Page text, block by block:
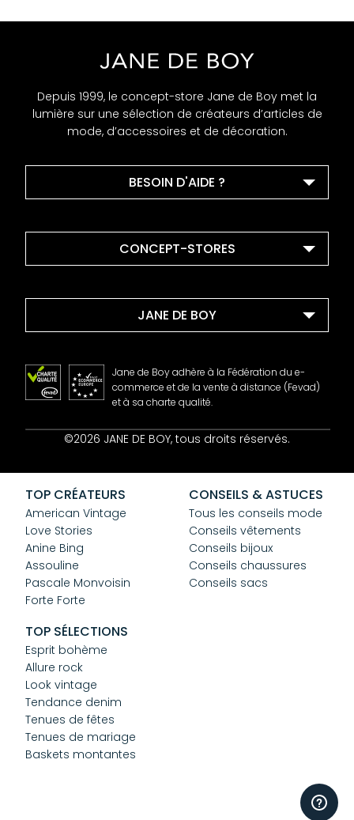
Depuis 1999, le concept-store Jane de Boy met la
lumière sur une sélection de créateurs d’articles de
mode, d’accessoires et de décoration.
BESOIN D'AIDE ?
CONCEPT-STORES
JANE DE BOY
Contact
CGV
Confidentialité
Cookies
Jane de Boy adhère à la Fédération du e-
commerce et de la vente à distance (Fevad)
et à sa charte qualité.
©2026 JANE DE BOY, tous droits réservés.
TOP CRÉATEURS
American Vintage
Love Stories
Anine Bing
Assouline
Pascale Monvoisin
Forte Forte
CONSEILS & ASTUCES
Tous les conseils mode
Conseils vêtements
Conseils bijoux
Conseils chaussures
Conseils sacs
TOP SÉLECTIONS
Esprit bohème
Allure rock
Look vintage
Tendance denim
Tenues de fêtes
Tenues de mariage
Baskets montantes